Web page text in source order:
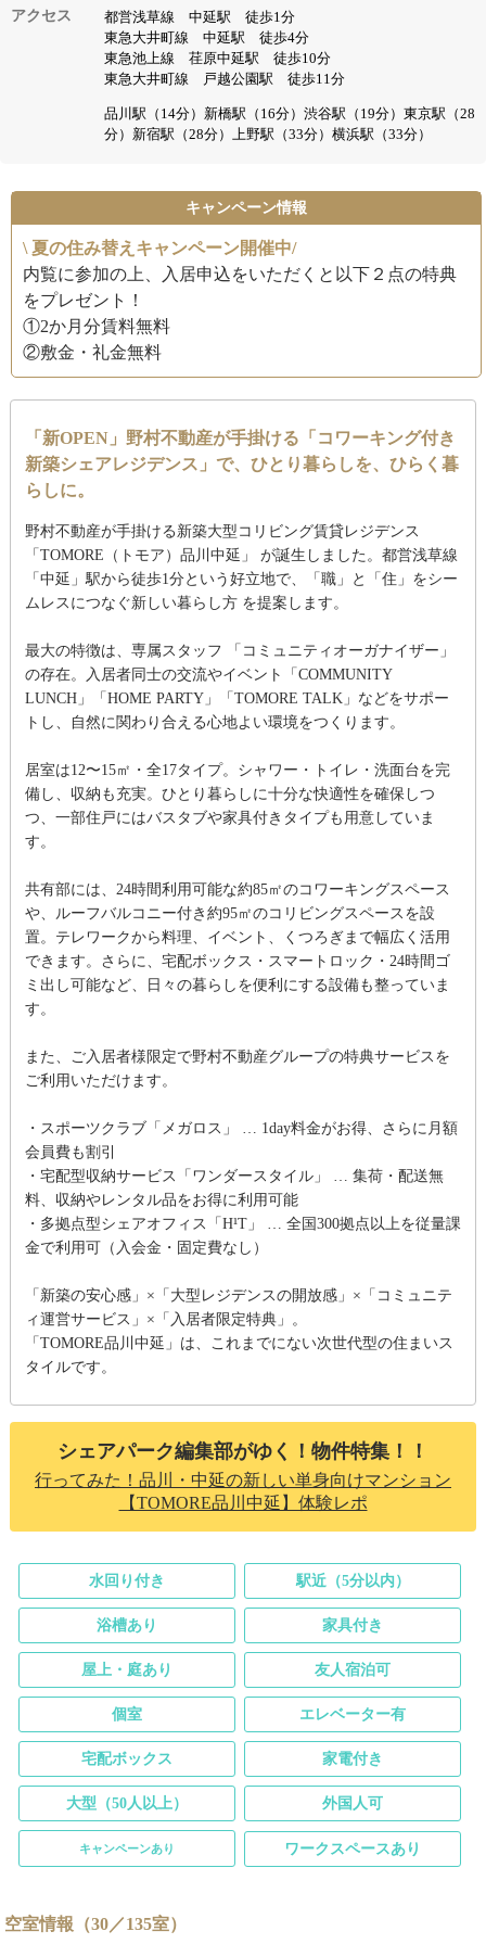
アクセス
都営浅草線 中延駅 徒歩1分
東急大井町線 中延駅 徒歩4分
東急池上線 荏原中延駅 徒歩10分
東急大井町線 戸越公園駅 徒歩11分
品川駅（14分）新橋駅（16分）渋谷駅（19分）東京駅（28
分）新宿駅（28分）上野駅（33分）横浜駅（33分）
キャンペーン情報
\ 夏の住み替えキャンペーン開催中/
内覧に参加の上、入居申込をいただくと以下２点の特典
をプレゼント！
①2か月分賃料無料
②敷金・礼金無料
「新OPEN」野村不動産が手掛ける「コワーキング付き
新築シェアレジデンス」で、ひとり暮らしを、ひらく暮
らしに。
野村不動産が手掛ける新築大型コリビング賃貸レジデンス
「TOMORE（トモア）品川中延」 が誕生しました。都営浅草線
「中延」駅から徒歩1分という好立地で、「職」と「住」をシー
ムレスにつなぐ新しい暮らし方 を提案します。
最大の特徴は、専属スタッフ 「コミュニティオーガナイザー」
の存在。入居者同士の交流やイベント「COMMUNITY
LUNCH」「HOME PARTY」「TOMORE TALK」などをサポー
トし、自然に関わり合える心地よい環境をつくります。
居室は12〜15㎡・全17タイプ。シャワー・トイレ・洗面台を完
備し、収納も充実。ひとり暮らしに十分な快適性を確保しつ
つ、一部住戸にはバスタブや家具付きタイプも用意していま
す。
共有部には、24時間利用可能な約85㎡のコワーキングスペース
や、ルーフバルコニー付き約95㎡のコリビングスペースを設
置。テレワークから料理、イベント、くつろぎまで幅広く活用
できます。さらに、宅配ボックス・スマートロック・24時間ゴ
ミ出し可能など、日々の暮らしを便利にする設備も整っていま
す。
また、ご入居者様限定で野村不動産グループの特典サービスを
ご利用いただけます。
・スポーツクラブ「メガロス」 … 1day料金がお得、さらに月額
会員費も割引
・宅配型収納サービス「ワンダースタイル」 … 集荷・配送無
料、収納やレンタル品をお得に利用可能
・多拠点型シェアオフィス「H¹T」 … 全国300拠点以上を従量課
金で利用可（入会金・固定費なし）
「新築の安心感」×「大型レジデンスの開放感」×「コミュニテ
ィ運営サービス」×「入居者限定特典」。
「TOMORE品川中延」は、これまでにない次世代型の住まいス
タイルです。
シェアパーク編集部がゆく！物件特集！！
行ってみた！品川・中延の新しい単身向けマンション
【TOMORE品川中延】体験レポ
水回り付き 駅近（5分以内）
浴槽あり 家具付き
屋上・庭あり 友人宿泊可
個室 エレベーター有
宅配ボックス 家電付き
大型（50人以上） 外国人可
キャンペーンあり ワークスペースあり
空室情報（30／135室）